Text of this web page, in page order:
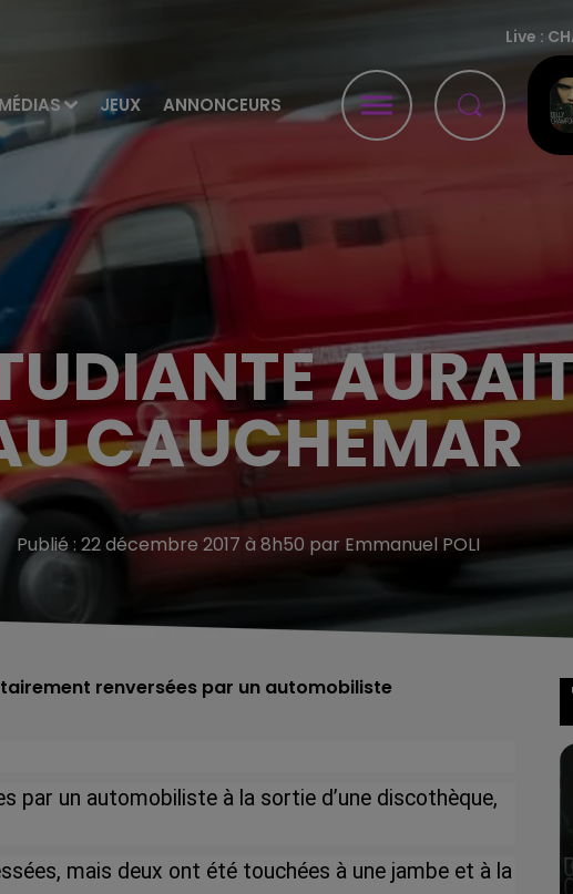
MÉDIAS JEUX ANNONCEURS
Live :
CAUCHEMAR
Publié : 22 décembre 2017 à 8h50 par Emmanuel POLI
renversées par un automobiliste
par un automobiliste à la sortie d’une discothèque,
mais deux ont été touchées à une jambe et à la